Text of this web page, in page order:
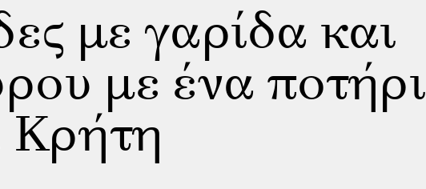
με γαρίδα και
με ένα ποτήρι
Κρήτη